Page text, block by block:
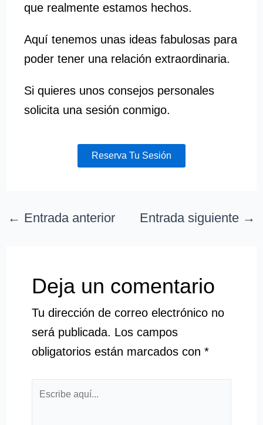
que realmente estamos hechos.
Aquí tenemos unas ideas fabulosas para
poder tener una relación extraordinaria.
Si quieres unos consejos personales
solicita una sesión conmigo.
Reserva Tu Sesión
← Entrada anterior Entrada siguiente →
Deja un comentario
Tu dirección de correo electrónico no
será publicada. Los campos
obligatorios están marcados con *
Escribe